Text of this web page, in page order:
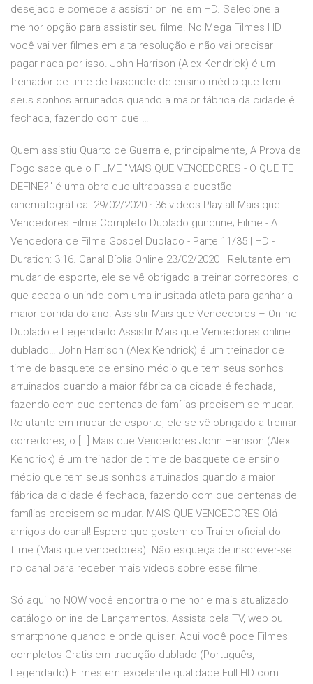
desejado e comece a assistir online em HD. Selecione a
melhor opção para assistir seu filme. No Mega Filmes HD
você vai ver filmes em alta resolução e não vai precisar
pagar nada por isso. John Harrison (Alex Kendrick) é um
treinador de time de basquete de ensino médio que tem
seus sonhos arruinados quando a maior fábrica da cidade é
fechada, fazendo com que …
Quem assistiu Quarto de Guerra e, principalmente, A Prova de
Fogo sabe que o FILME "MAIS QUE VENCEDORES - O QUE TE
DEFINE?" é uma obra que ultrapassa a questão
cinematográfica. 29/02/2020 · 36 videos Play all Mais que
Vencedores Filme Completo Dublado gundune; Filme - A
Vendedora de Filme Gospel Dublado - Parte 11/35 | HD -
Duration: 3:16. Canal Bíblia Online 23/02/2020 · Relutante em
mudar de esporte, ele se vê obrigado a treinar corredores, o
que acaba o unindo com uma inusitada atleta para ganhar a
maior corrida do ano. Assistir Mais que Vencedores – Online
Dublado e Legendado Assistir Mais que Vencedores online
dublado… John Harrison (Alex Kendrick) é um treinador de
time de basquete de ensino médio que tem seus sonhos
arruinados quando a maior fábrica da cidade é fechada,
fazendo com que centenas de famílias precisem se mudar.
Relutante em mudar de esporte, ele se vê obrigado a treinar
corredores, o […] Mais que Vencedores John Harrison (Alex
Kendrick) é um treinador de time de basquete de ensino
médio que tem seus sonhos arruinados quando a maior
fábrica da cidade é fechada, fazendo com que centenas de
famílias precisem se mudar. MAIS QUE VENCEDORES Olá
amigos do canal! Espero que gostem do Trailer oficial do
filme (Mais que vencedores). Não esqueça de inscrever-se
no canal para receber mais vídeos sobre esse filme!
Só aqui no NOW você encontra o melhor e mais atualizado
catálogo online de Lançamentos. Assista pela TV, web ou
smartphone quando e onde quiser. Aqui você pode Filmes
completos Gratis em tradução dublado (Português,
Legendado) Filmes em excelente qualidade Full HD com